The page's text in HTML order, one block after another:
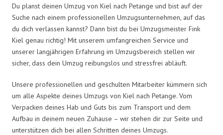
Du planst deinen Umzug von Kiel nach Petange und bist auf der
Suche nach einem professionellen Umzugsunternehmen, auf das
du dich verlassen kannst? Dann bist du bei Umzugsmeister Fink
Kiel genau richtig! Mit unserem umfangreichen Service und
unserer langjährigen Erfahrung im Umzugsbereich stellen wir
sicher, dass dein Umzug reibungslos und stressfrei abläuft.
Unsere professionellen und geschulten Mitarbeiter kümmern sich
um alle Aspekte deines Umzugs von Kiel nach Petange. Vom
Verpacken deines Hab und Guts bis zum Transport und dem
Aufbau in deinem neuen Zuhause – wir stehen dir zur Seite und
unterstützen dich bei allen Schritten deines Umzugs.